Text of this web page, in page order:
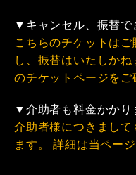
▼キャンセル、振替で
こちらのチケットは
し、振替はいたしかね
のチケットページをご
▼介助者も料金かかり
介助者様につきまして
ます。 詳細は当ペー